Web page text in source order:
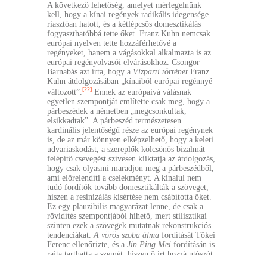
A következő lehetőség, amelyet mérlegelnünk
kell, hogy a kínai regények radikális idegensége
riasztóan hatott, és a kétlépcsős domesztikálás
fogyaszthatóbbá tette őket. Franz Kuhn nemcsak
európai nyelven tette hozzáférhetővé a
regényeket, hanem a vágásokkal alkalmazta is az
európai regényolvasói elvárásokhoz. Csongor
Barnabás azt írta, hogy a Vízparti történet Franz
Kuhn átdolgozásában „kínaiból európai regénnyé
változott”. [22] Ennek az európaivá válásnak
egyetlen szempontját említette csak meg, hogy a
párbeszédek a németben „megcsonkultak,
elsikkadtak”. A párbeszéd természetesen
kardinális jelentőségű része az európai regénynek
is, de az már könnyen elképzelhető, hogy a keleti
udvariaskodást, a szereplők kölcsönös bizalmát
felépítő csevegést szívesen kiiktatja az átdolgozás,
hogy csak olyasmi maradjon meg a párbeszédből,
ami előrelendíti a cselekményt. A kínaiul nem
tudó fordítók tovább domesztikálták a szöveget,
hiszen a resinizálás kísértése nem csábította őket.
Ez egy plauzibilis magyarázat lenne, de csak a
rövidítés szempontjából hihető, mert stilisztikai
szinten ezek a szövegek mutatnak rekonstrukciós
tendenciákat. A vörös szoba álma fordítását Tőkei
Ferenc ellenőrizte, és a Jin Ping Mei fordításán is